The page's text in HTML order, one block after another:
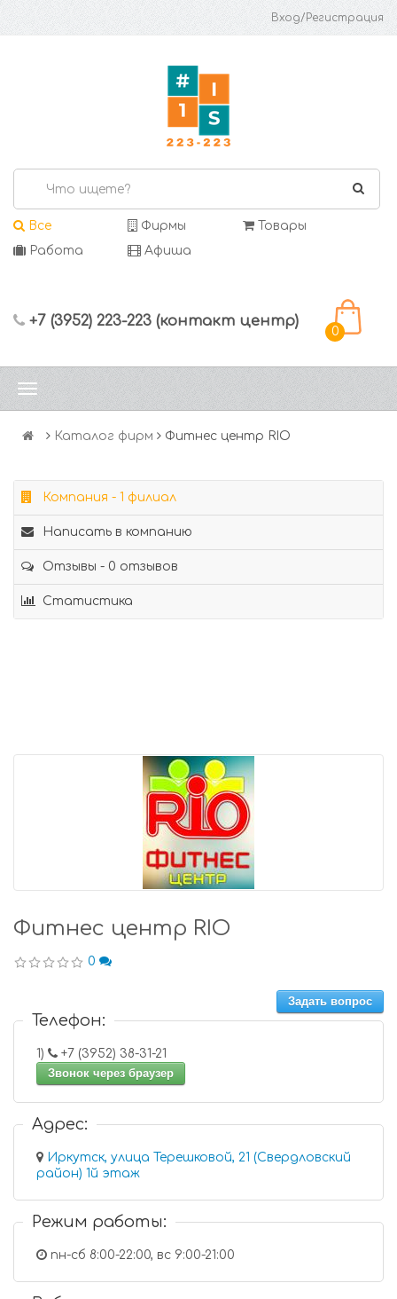
Вход/Регистрация
Все Фирмы
Товары
Работа
Афиша
+7 (3952) 223-223 (контакт центр)
0
Каталог фирм Фитнес центр RIO
Компания - 1 филиал
Написать в компанию
Отзывы - 0 отзывов
Статистика
Фитнес центр RIO
0
Задать вопрос
Телефон:
1)
+7 (3952) 38-31-21
Звонок через браузер
Адрес:
Иркутск, улица Терешковой, 21 (Свердловский
район) 1й этаж
Режим работы:
пн-сб 8:00-22:00, вс 9:00-21:00